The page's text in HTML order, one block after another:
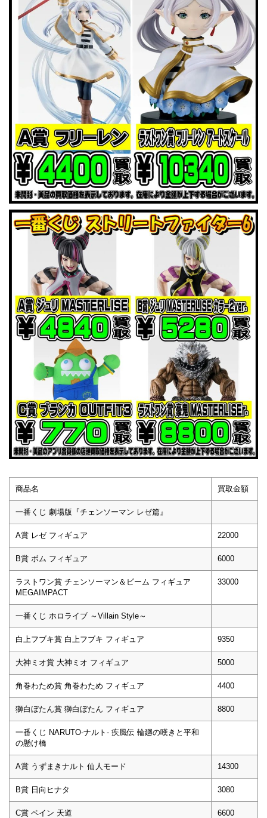
商品名 買取金額
一番くじ 劇場版『チェンソーマン レゼ篇』
A賞 レゼ フィギュア 22000
B賞 ボム フィギュア 6000
ラストワン賞 チェンソーマン＆ビーム フィギュア
MEGAIMPACT
33000
一番くじ ホロライブ ～Villain Style～
白上フブキ賞 白上フブキ フィギュア 9350
大神ミオ賞 大神ミオ フィギュア 5000
角巻わため賞 角巻わため フィギュア 4400
獅白ぼたん賞 獅白ぼたん フィギュア 8800
一番くじ NARUTO-ナルト- 疾風伝 輪廻の嘆きと平和
の懸け橋
A賞 うずまきナルト 仙人モード 14300
B賞 日向ヒナタ 3080
C賞 ペイン 天道 6600